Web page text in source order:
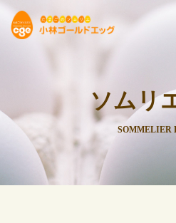
ソムリ
SOMMELIER